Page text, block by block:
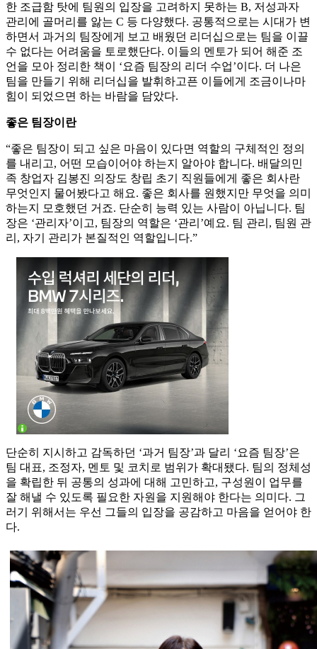
한 조급함 탓에 팀원의 입장을 고려하지 못하는 B, 저성과자
관리에 골머리를 앓는 C 등 다양했다. 공통적으로는 시대가 변
하면서 과거의 팀장에게 보고 배웠던 리더십으로는 팀을 이끌
수 없다는 어려움을 토로했단다. 이들의 멘토가 되어 해준 조
언을 모아 정리한 책이 ‘요즘 팀장의 리더 수업’이다. 더 나은
팀을 만들기 위해 리더십을 발휘하고픈 이들에게 조금이나마
힘이 되었으면 하는 바람을 담았다.
좋은 팀장이란
“좋은 팀장이 되고 싶은 마음이 있다면 역할의 구체적인 정의
를 내리고, 어떤 모습이어야 하는지 알아야 합니다. 배달의민
족 창업자 김봉진 의장도 창립 초기 직원들에게 좋은 회사란
무엇인지 물어봤다고 해요. 좋은 회사를 원했지만 무엇을 의미
하는지 모호했던 거죠. 단순히 능력 있는 사람이 아닙니다. 팀
장은 ‘관리자’이고, 팀장의 역할은 ‘관리’예요. 팀 관리, 팀원 관
리, 자기 관리가 본질적인 역할입니다.”
단순히 지시하고 감독하던 ‘과거 팀장’과 달리 ‘요즘 팀장’은
팀 대표, 조정자, 멘토 및 코치로 범위가 확대됐다. 팀의 정체성
을 확립한 뒤 공통의 성과에 대해 고민하고, 구성원이 업무를
잘 해낼 수 있도록 필요한 자원을 지원해야 한다는 의미다. 그
러기 위해서는 우선 그들의 입장을 공감하고 마음을 얻어야 한
다.